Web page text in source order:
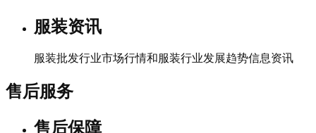
服装资讯
服装批发行业市场行情和服装行业发展趋势信息资讯
售后服务
售后保障